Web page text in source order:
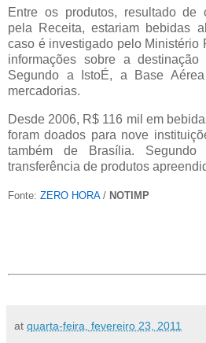
Entre os produtos, resultado de
pela Receita, estariam bebidas
caso é investigado pelo Ministério
informações sobre a
Segundo a IstoÉ, a Base
mercadorias.
Desde 2006, R$ 116 mil em
foram doados para nove
também de Brasília.
transferência de produtos
Fonte: ZERO HORA/ NOTIMP
at quarta-feira, fevereiro 23, 2011